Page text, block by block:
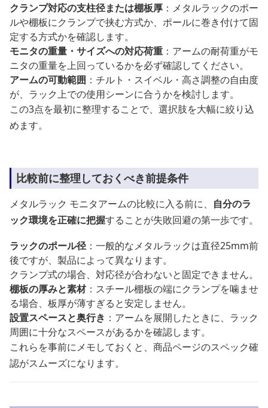
クランプ対応の支柱径または棚板厚 ：メタルラックのポー
ルや棚板にクランプで挟む方式か、ポールに巻き付けて固
定する方式かを確認します。
モニタの重量・サイズへの対応荷重 ：アームの耐荷重がモ
ニタの重量を上回っているかを必ず確認してください。
アームの可動範囲 ：チルト・スイベル・高さ調整の自由度
が、ラック上での使用シーンに合うかを検討します。
この3点を最初に整理することで、選択肢を大幅に絞り込
めます。
比較前に整理しておくべき前提条件
メタルラック モニタアームの比較に入る前に、 自分のラ
ック環境を正確に把握することが失敗回避の第一歩です。
ラックのポール径：一般的なメタルラックは直径25mm前
後ですが、製品によって異なります。
クランプ式の場合、対応径が合わないと固定できません。
棚板の厚みと素材：スチール棚板の端にクランプを噛ませ
る場合、板厚が薄すぎると安定しません。
設置スペースと奥行き ：アームを展開したときに、ラック
周囲に十分なスペースがあるかを確認します。
これらを事前にメモしておくと、商品ページのスペック確
認がスムーズになります。